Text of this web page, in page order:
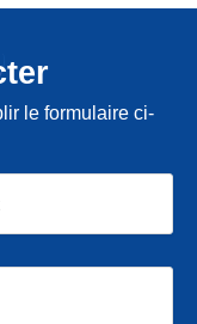
le formulaire ci-